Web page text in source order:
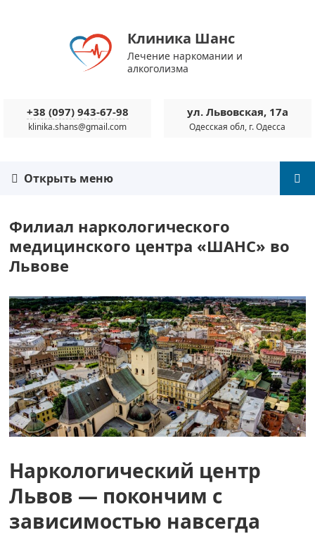
Клиника Шанс
Лечение наркомании и
алкоголизма
+38 (097) 943-67-98
klinika.shans@gmail.com
ул. Львовская, 17а
Одесская обл, г. Одесса
Открыть меню
Филиал наркологического
медицинского центра «ШАНС» во
Львове
Наркологический центр
Львов — покончим с
зависимостью навсегда